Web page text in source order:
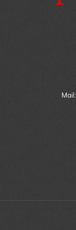
Mail: